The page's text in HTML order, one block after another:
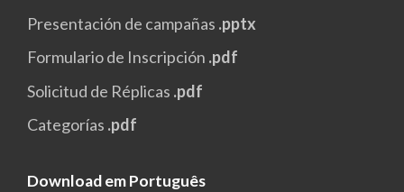
Presentación de campañas .pptx
Formulario de Inscripción .pdf
Solicitud de Réplicas .pdf
Categorías .pdf
Download em Português